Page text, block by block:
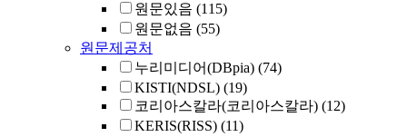
원문있음 (115)
원문없음 (55)
원문제공처
누리미디어(DBpia) (74)
KISTI(NDSL) (19)
코리아스칼라(코리아스칼라) (12)
KERIS(RISS) (11)